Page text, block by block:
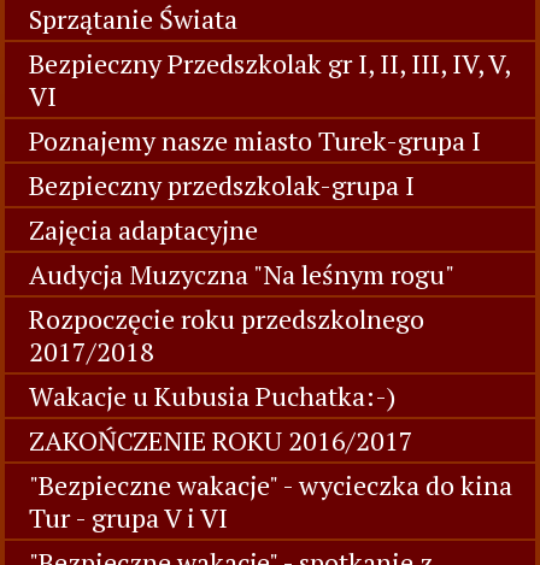
Sprzątanie Świata
Bezpieczny Przedszkolak gr I, II, III, IV, V,
VI
Poznajemy nasze miasto Turek-grupa I
Bezpieczny przedszkolak-grupa I
Zajęcia adaptacyjne
Audycja Muzyczna "Na leśnym rogu"
Rozpoczęcie roku przedszkolnego
2017/2018
Wakacje u Kubusia Puchatka:-)
ZAKOŃCZENIE ROKU 2016/2017
"Bezpieczne wakacje" - wycieczka do kina
Tur - grupa V i VI